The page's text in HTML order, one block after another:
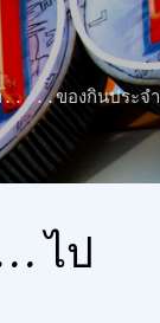
ท์.. ..ของกินประจำ
ไป